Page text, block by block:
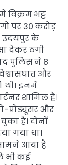
भट्ट
पर 30 करोड़
उदयपुर के
देकर ठगी
पुलिस ने 8
और
थी। इनमें
शामिल हैं।
प्रोड्यूसर और
है। दोनों
गया था।
आया है
भी कई